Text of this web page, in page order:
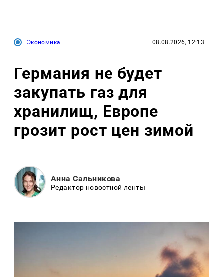
Экономика 08.08.2026, 12:13
Германия не будет
закупать газ для
хранилищ, Европе
грозит рост цен зимой
Анна Сальникова
Редактор новостной ленты